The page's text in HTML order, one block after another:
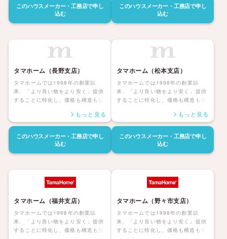
が健康で安心して暮らせる家、アフ
ターサポートも自社社員にて対応し
フ、ハッピーホーム」を展開してい
このハウスメーカー・工務店で申し
込む
が健康で安心して暮らせる家、アフ
ターサポートも自社社員にて対応し
フ、ハッピーホーム」を展開してい
このハウスメーカー・工務店で申し
込む
タマホーム（長野支店）
タマホームでは1998年の創業以
来、「より良い物をより安く」提供
することに特化し、価格も構造も住
る「大安心の家シリーズ」を展開し
ています。災害にも強く家族みんな
が健康で安心して暮らせる家、アフ
ターサポートも自社社員にて対応し
フ、ハッピーホーム」を展開してい
もっと見る
このハウスメーカー・工務店で申し
込む
タマホーム（松本支店）
タマホームでは1998年の創業以
来、「より良い物をより安く」提供
することに特化し、価格も構造も住
る「大安心の家シリーズ」を展開し
ています。災害にも強く家族みんな
が健康で安心して暮らせる家、アフ
ターサポートも自社社員にて対応し
フ、ハッピーホーム」を展開してい
もっと見る
このハウスメーカー・工務店で申し
込む
タマホーム（福井支店）
タマホームでは1998年の創業以
来、「より良い物をより安く」提供
することに特化し、価格も構造も住
タマホーム（野々市支店）
タマホームでは1998年の創業以
来、「より良い物をより安く」提供
することに特化し、価格も構造も住